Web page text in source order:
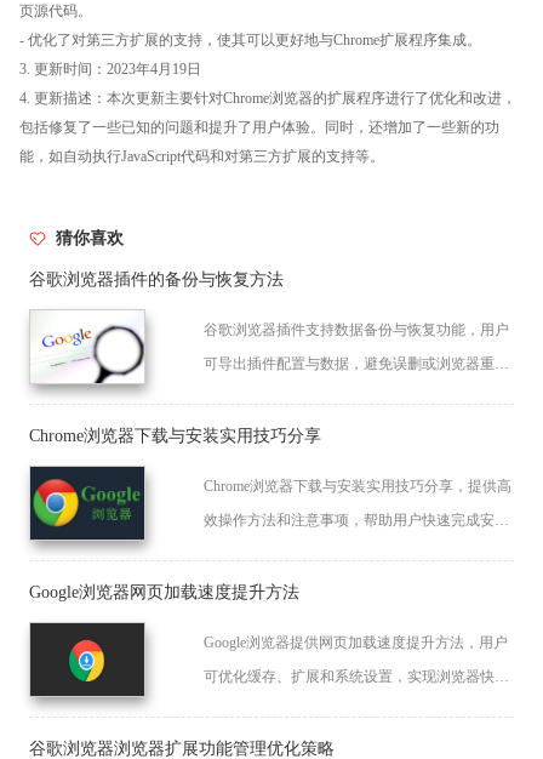
页源代码。
- 优化了对第三方扩展的支持，使其可以更好地与Chrome扩展程序集成。
3. 更新时间：2023年4月19日
4. 更新描述：本次更新主要针对Chrome浏览器的扩展程序进行了优化和改进，
包括修复了一些已知的问题和提升了用户体验。同时，还增加了一些新的功
能，如自动执行JavaScript代码和对第三方扩展的支持等。
猜你喜欢
谷歌浏览器插件的备份与恢复方法
谷歌浏览器插件支持数据备份与恢复功能，用户
可导出插件配置与数据，避免误删或浏览器重装
Chrome浏览器下载与安装实用技巧分享
Chrome浏览器下载与安装实用技巧分享，提供高
效操作方法和注意事项，帮助用户快速完成安装
Google浏览器网页加载速度提升方法
Google浏览器提供网页加载速度提升方法，用户
可优化缓存、扩展和系统设置，实现浏览器快速
谷歌浏览器浏览器扩展功能管理优化策略